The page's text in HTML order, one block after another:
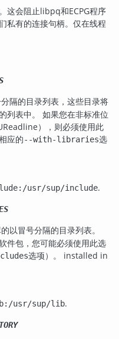
这会阻止libpq和ECPG程序
私有的连接句柄。仅在线程
隔的目录列表，这些目录将
列表中。 如果您在非标准位
Readline），则必须使用此
应的--with-libraries选
usr/sup/include.
以冒号分隔的目录列表。
件包，您可能必须使用此选
选项）。 installed in
usr/sup/lib.